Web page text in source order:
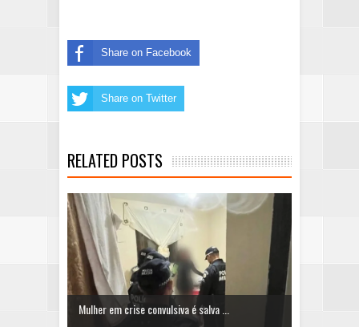
Share on Facebook
Share on Twitter
RELATED POSTS
Mulher em crise convulsiva é salva ...